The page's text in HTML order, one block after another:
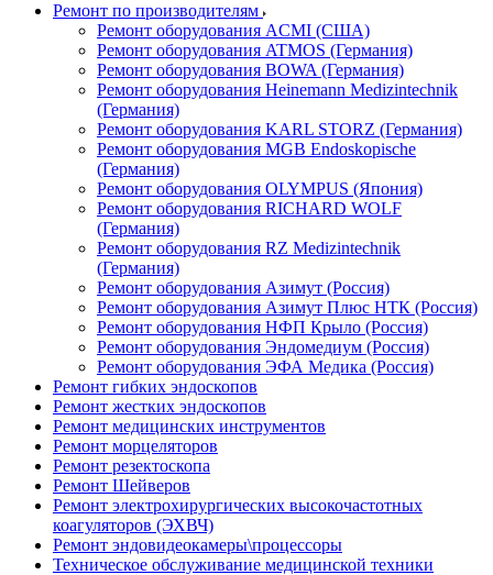
Ремонт по производителям
Ремонт оборудования ACMI (США)
Ремонт оборудования ATMOS (Германия)
Ремонт оборудования BOWA (Германия)
Ремонт оборудования Heinemann Medizintechnik
(Германия)
Ремонт оборудования KARL STORZ (Германия)
Ремонт оборудования MGB Endoskopische
(Германия)
Ремонт оборудования OLYMPUS (Япония)
Ремонт оборудования RICHARD WOLF
(Германия)
Ремонт оборудования RZ Medizintechnik
(Германия)
Ремонт оборудования Азимут (Россия)
Ремонт оборудования Азимут Плюс НТК (Россия)
Ремонт оборудования НФП Крыло (Россия)
Ремонт оборудования Эндомедиум (Россия)
Ремонт оборудования ЭФА Медика (Россия)
Ремонт гибких эндоскопов
Ремонт жестких эндоскопов
Ремонт медицинских инструментов
Ремонт морцеляторов
Ремонт резектоскопа
Ремонт Шейверов
Ремонт электрохирургических высокочастотных
коагуляторов (ЭХВЧ)
Ремонт эндовидеокамеры\процессоры
Техническое обслуживание медицинской техники